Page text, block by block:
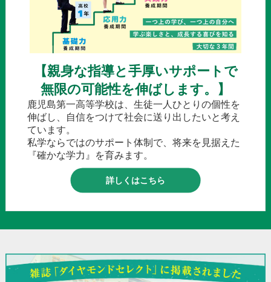
【親身な指導と手厚いサポートで
無限の可能性を伸ばします。】
鹿児島第一高等学校は、生徒一人ひとりの個性を
伸ばし、自信をつけて社会に送り出したいと考え
ています。
私学ならではのサポート体制で、将来を見据えた
『確かな学力』を育みます。
詳しくはこちら